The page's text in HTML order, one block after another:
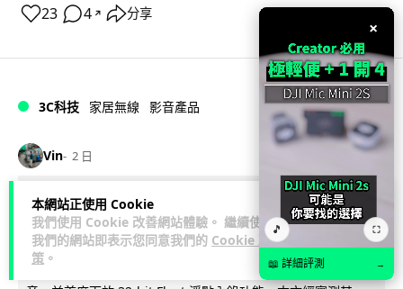
本網站正使用 Cookie
我們使用 Cookie 改善網站體驗。 繼續使用
我們的網站即表示您同意我們的 Cookie 政
策 。
23 4 ↗ 分享
3C科技 家居無線 影音產品
Vin 2 日
DJI Mic Mini 2s 實測 四發一收同步獨
立錄音 32-bit 防爆咪拍片必備
DJI 最新推出的 Mic Mini 2s 無線咪支援「四發一收」分軌錄
×
🎵 ⛶
📖 詳細評測 →